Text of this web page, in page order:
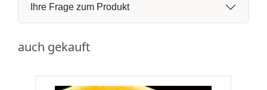
Ihre Frage zum Produkt
auch gekauft